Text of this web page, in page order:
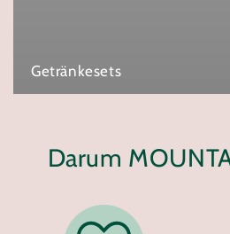
Getränkesets
Darum